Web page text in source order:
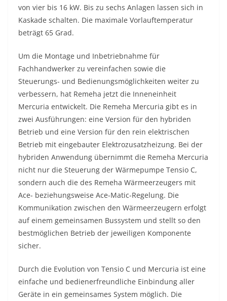
von vier bis 16 kW. Bis zu sechs Anlagen lassen sich in
Kaskade schalten. Die maximale Vorlauftemperatur
beträgt 65 Grad.
Um die Montage und Inbetriebnahme für
Fachhandwerker zu vereinfachen sowie die
Steuerungs- und Bedienungsmöglichkeiten weiter zu
verbessern, hat Remeha jetzt die Inneneinheit
Mercuria entwickelt. Die Remeha Mercuria gibt es in
zwei Ausführungen: eine Version für den hybriden
Betrieb und eine Version für den rein elektrischen
Betrieb mit eingebauter Elektrozusatzheizung. Bei der
hybriden Anwendung übernimmt die Remeha Mercuria
nicht nur die Steuerung der Wärmepumpe Tensio C,
sondern auch die des Remeha Wärmeerzeugers mit
Ace- beziehungsweise Ace-Matic-Regelung. Die
Kommunikation zwischen den Wärmeerzeugern erfolgt
auf einem gemeinsamen Bussystem und stellt so den
bestmöglichen Betrieb der jeweiligen Komponente
sicher.
Durch die Evolution von Tensio C und Mercuria ist eine
einfache und bedienerfreundliche Einbindung aller
Geräte in ein gemeinsames System möglich. Die